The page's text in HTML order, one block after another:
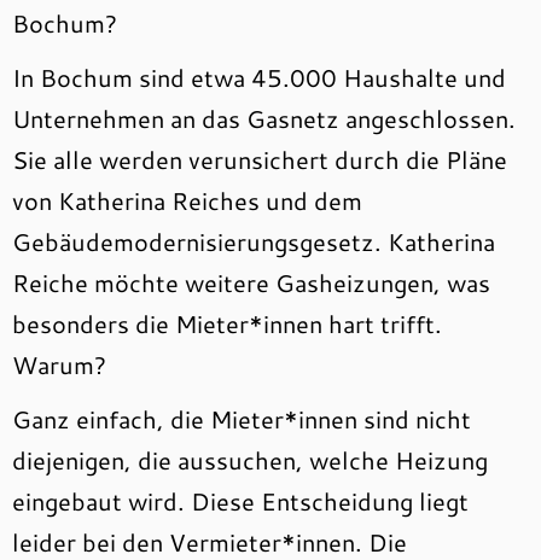
Bochum?
In Bochum sind etwa 45.000 Haushalte und
Unternehmen an das Gasnetz angeschlossen.
Sie alle werden verunsichert durch die Pläne
von Katherina Reiches und dem
Gebäudemodernisierungsgesetz. Katherina
Reiche möchte weitere Gasheizungen, was
besonders die Mieter*innen hart trifft.
Warum?
Ganz einfach, die Mieter*innen sind nicht
diejenigen, die aussuchen, welche Heizung
eingebaut wird. Diese Entscheidung liegt
leider bei den Vermieter*innen. Die